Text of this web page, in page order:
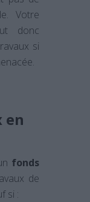
Votre
donc
si
en
fonds
de
si :